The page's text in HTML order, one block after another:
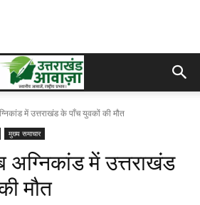
में उत्तराखंड के पाँच युवकों की मौत
मुख्य समाचार
अग्निकांड में उत्तराखंड
मौत